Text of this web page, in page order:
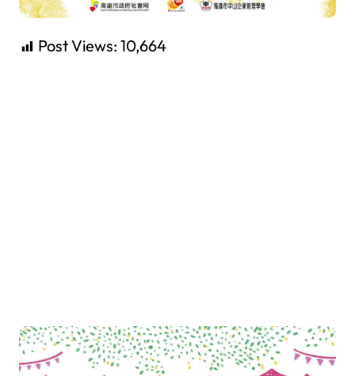
Post Views: 10,664